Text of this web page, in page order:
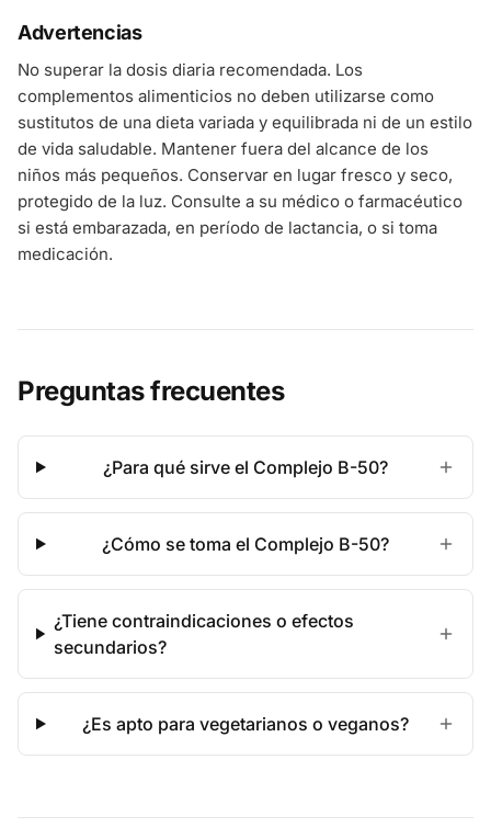
Advertencias
No superar la dosis diaria recomendada. Los
complementos alimenticios no deben utilizarse como
sustitutos de una dieta variada y equilibrada ni de un estilo
de vida saludable. Mantener fuera del alcance de los
niños más pequeños. Conservar en lugar fresco y seco,
protegido de la luz. Consulte a su médico o farmacéutico
si está embarazada, en período de lactancia, o si toma
medicación.
Preguntas frecuentes
¿Para qué sirve el Complejo B-50?
¿Cómo se toma el Complejo B-50?
¿Tiene contraindicaciones o efectos
secundarios?
¿Es apto para vegetarianos o veganos?